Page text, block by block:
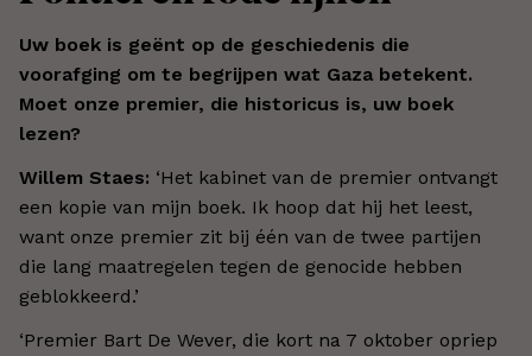
Uw boek is geënt op de geschiedenis die
voorafging om te begrijpen wat Gaza betekent.
Moet onze premier, die historicus is, uw boek
lezen?
Willem Staes: ‘Het kabinet van de premier ontvangt
een kopie van mijn boek. Ik hoop dat hij het leest,
want onze premier zit bij één van de twee partijen
die lang maatregelen tegen de genocide hebben
geblokkeerd.’
‘Premier Bart De Wever, die kort na 7 oktober opriep